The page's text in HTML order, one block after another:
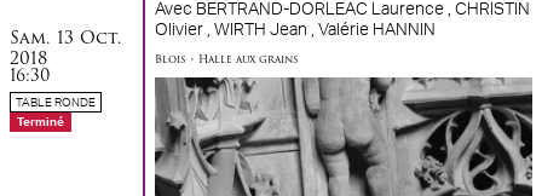
samedi
Sam. 13 octobre
Oct.
2018
16:30
TABLE RONDE
Terminé
Avec BERTRAND-DORLEAC Laurence , CHRISTIN
Olivier , WIRTH Jean , Valérie HANNIN
Blois • Halle aux grains